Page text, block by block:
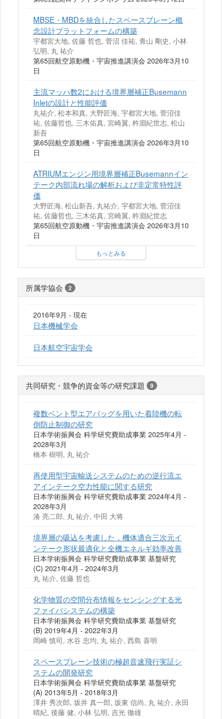
MBSE・MBDを統合したスペースプレーン概
念設計プラットフォームの構築
宇都宮大地, 佐藤 哲也, 菅沼 佳祐, 青山 剛史, 小林
弘明, 丸 祐介
第65回航空原動機・宇宙推進講演会 2026年3月10
日
主流マッハ数2における境界層補正Busemann
Inletの設計と性能評価
丸祐介, 松本和真, 大野匠海, 宇都宮大地, 菅沼佳
祐, 佐藤哲也, 三木佑真, 宮崎翼, 杵淵紀世志, 松山
新吾
第65回航空原動機・宇宙推進講演会 2026年3月10
日
ATRIUMエンジン用境界層補正Busemannイン
テーク内部流れ場の解析および非定常特性評
価
大野匠海, 松山新吾, 丸祐介, 宇都宮大地, 菅沼佳
祐, 佐藤哲也, 三木佑真, 宮崎翼, 杵淵紀世志
第65回航空原動機・宇宙推進講演会 2026年3月10
日
もっとみる
所属学協会 2
2016年9月 - 現在
日本機械学会
日本航空宇宙学会
共同研究・競争的資金等の研究課題 9
複数ベント型エアバッグを用いた着陸機の転
倒防止制御の研究
日本学術振興会 科学研究費助成事業 2025年4月 -
2028年3月
橋本 樹明, 丸 祐介
再使用型宇宙輸送システムのための逆行流エ
アインテーク空力性能に関する研究
日本学術振興会 科学研究費助成事業 2024年4月 -
2028年3月
湊 亮二郎, 丸 祐介, 中田 大将
境界層の吸込を考慮した，機体適合三次元イ
ンテーク形状最適化と全機エネルギ効率改善
日本学術振興会 科学研究費助成事業 基盤研究
(C) 2021年4月 - 2024年3月
丸 祐介, 佐藤 哲也
化学物質の空間分布情報をセンシングする光
ファイバシステムの構築
日本学術振興会 科学研究費助成事業 基盤研究
(B) 2019年4月 - 2022年3月
岡崎 慎司, 水谷 忠均, 丸 祐介, 西島 喜明
スペースプレーン技術の極超音速飛行実証シ
ステムの開発研究
日本学術振興会 科学研究費助成事業 基盤研究
(A) 2013年5月 - 2018年3月
澤井 秀次郎, 坂井 真一郎, 坂東 信尚, 丸 祐介, 永田
晴紀, 後藤 健, 小林 弘明, 吉光 徹雄